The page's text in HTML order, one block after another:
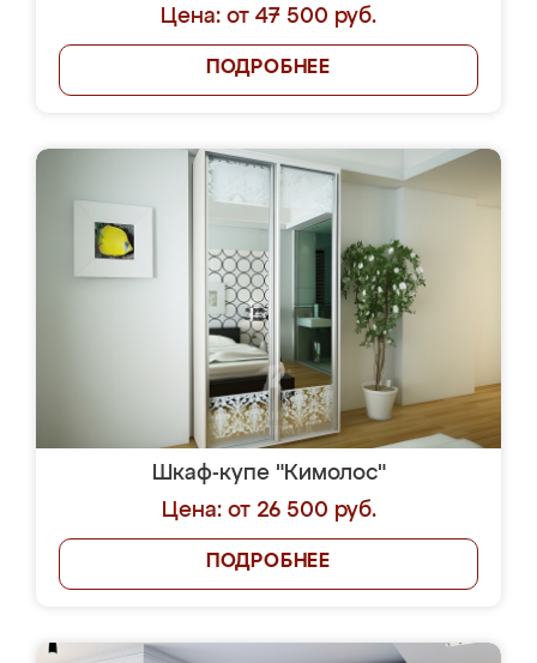
Цена: от 47 500 руб.
ПОДРОБНЕЕ
Шкаф-купе "Кимолос"
Цена: от 26 500 руб.
ПОДРОБНЕЕ